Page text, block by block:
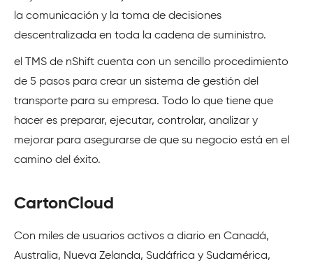
la comunicación y la toma de decisiones
descentralizada en toda la cadena de suministro.
el TMS de nShift cuenta con un sencillo procedimiento
de 5 pasos para crear un sistema de gestión del
transporte para su empresa. Todo lo que tiene que
hacer es preparar, ejecutar, controlar, analizar y
mejorar para asegurarse de que su negocio está en el
camino del éxito.
CartonCloud
Con miles de usuarios activos a diario en Canadá,
Australia, Nueva Zelanda, Sudáfrica y Sudamérica,